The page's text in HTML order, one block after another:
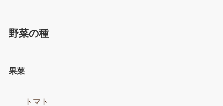
野菜の種
果菜
トマト